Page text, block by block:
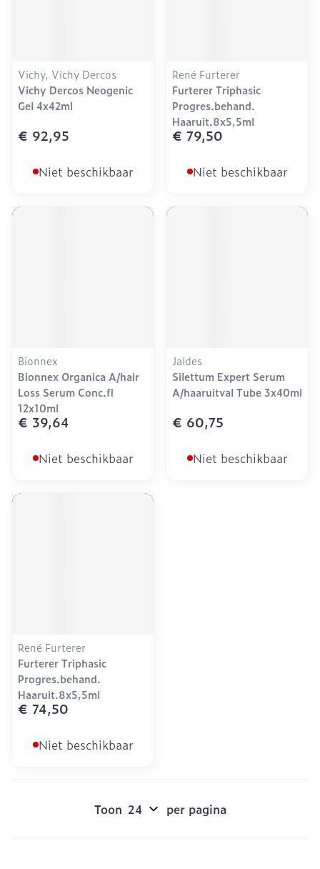
Vichy, Vichy Dercos
Vichy Dercos Neogenic
Gel 4x42ml
€ 92,95
Niet beschikbaar
René Furterer
Furterer Triphasic
Progres.behand.
Haaruit.8x5,5ml
€ 79,50
Niet beschikbaar
Bionnex
Bionnex Organica A/hair
Loss Serum Conc.fl
12x10ml
€ 39,64
Niet beschikbaar
Jaldes
Silettum Expert Serum
A/haaruitval Tube 3x40ml
€ 60,75
Niet beschikbaar
René Furterer
Furterer Triphasic
Progres.behand.
Haaruit.8x5,5ml
€ 74,50
Niet beschikbaar
Toon per pagina